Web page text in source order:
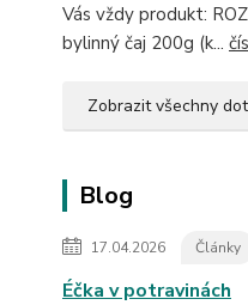
Vás vždy produkt:
bylinný čaj 200g (k...
Zobrazit všechny
Blog
17.04.2026 Články
Éčka v potravinách